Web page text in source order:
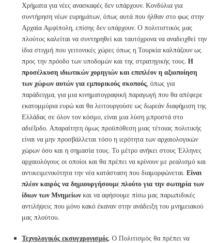
Χρήματα για νέες ανασκαφές δεν υπάρχουν. Κονδύλια για
συντήρηση νέων ευρημάτων, όπως αυτά που ήλθαν στο φως στην
Αρχαία Αμφίπολη, επίσης δεν υπάρχουν. Ο πολιτιστικός μας
πλούτος καλείται να συντηρηθεί και ταυτόχρονα να αναδειχθεί την
ίδια στιγμή που γειτονικές χώρες όπως η Τουρκία καλπάζουν ως
προς την πρόοδο των υποδομών και της στρατηγικής τους. Η
προσέλκυση ιδιωτικών χορηγιών και επιπλέον η αξιοποίηση
των χώρων αυτών για εμπορικούς σκοπούς, όπως για
παράδειγμα, για μια κινηματογραφική παραγωγή που θα απέφερε
εκατομμύρια ευρώ και θα λειτουργούσε ως δωρεάν διαφήμιση της
Ελλάδας σε όλον τον κόσμο, είναι μια λύση μπροστά στο
αδιέξοδο. Απαραίτητη όμως προϋπόθεση μιας τέτοιας πολιτικής
είναι να μην προσβάλλεται τόσο η ιερότητα των αρχαιολογικών
χώρων όσο και η σημασία τους. Το μέτρο ανήκει στους Έλληνες
αρχαιολόγους οι οποίοι και θα πρέπει να κρίνουν με ρεαλισμό και
αντικειμενικότητα την νέα κατάσταση που διαμορφώνεται. Είναι
πλέον καιρός να δημιουργήσουμε πλούτο για την σωτηρία των
ίδιων των Μνημείων και να αφήσουμε πίσω μας παρωπιδικές
αντιλήψεις που μόνο κακό έκαναν στην ανάδειξη του μνημειακού
μας πλούτου.
Τεχνολογικός εκσυγχρονισμός. Ο Πολιτισμός θα πρέπει να